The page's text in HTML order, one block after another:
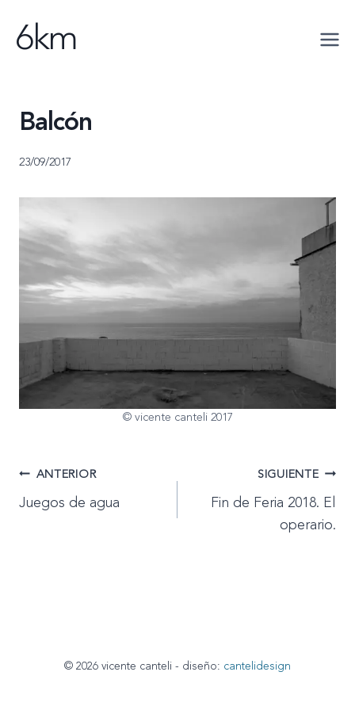
contenido
6km
Balcón
23/09/2017
© vicente canteli 2017
Navegación
de
ANTERIOR
Juegos de agua
SIGUIENTE
Fin de Feria 2018. El
operario.
© 2026 vicente canteli - diseño: cantelidesign